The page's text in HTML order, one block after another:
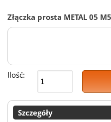
Złączka prosta METAL 05 M5
Ilość:
Szczegóły